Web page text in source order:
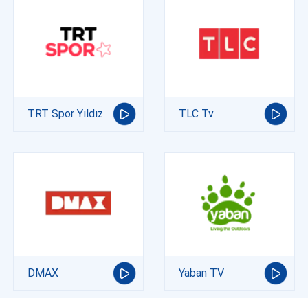
TRT Spor Yıldız TLC Tv
DMAX Yaban TV